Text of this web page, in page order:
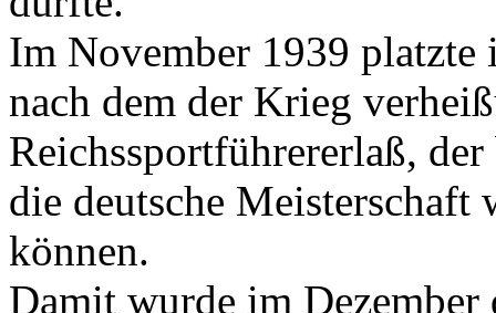
Im November 1939
nach dem der Krieg
Reichssportführererlaß, der
die deutsche Meisterschaft
können.
Damit wurde im